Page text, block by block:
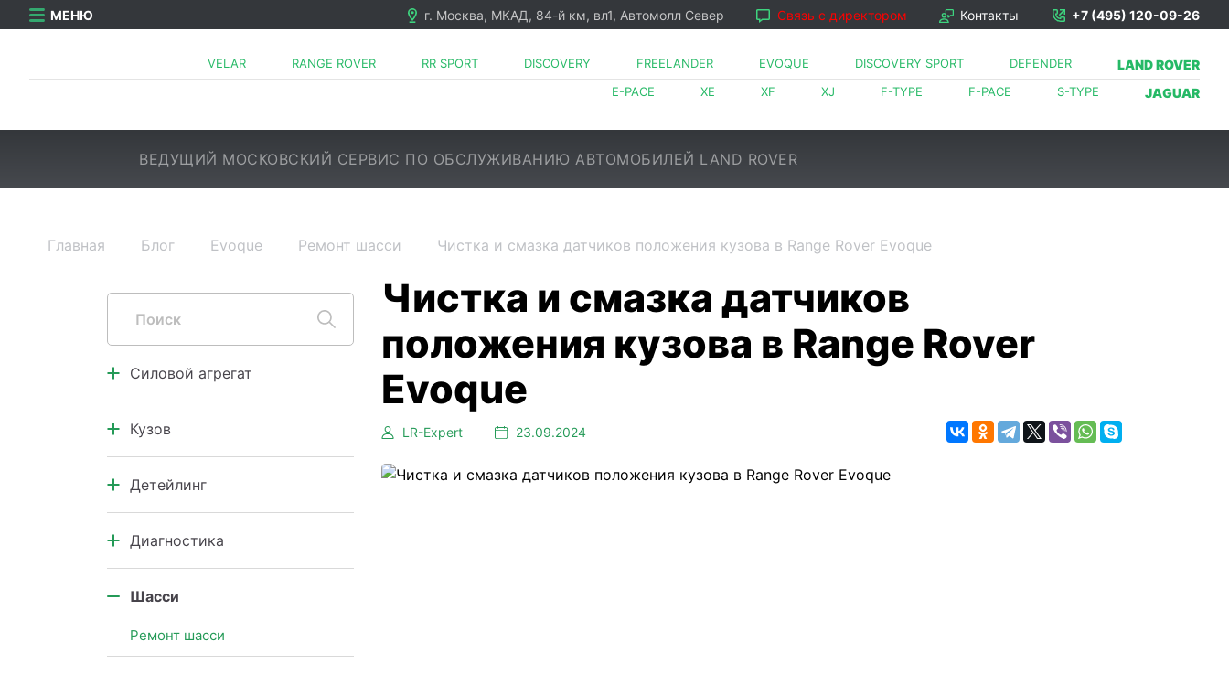
МЕНЮ +7 (495) 120-09-26
Контакты
Связь с директором
г. Москва, МКАД, 84-й км, вл1, Автомолл Север
LAND ROVER
DEFENDER
DISCOVERY SPORT
EVOQUE
FREELANDER
DISCOVERY
RR SPORT
RANGE ROVER
VELAR
JAGUAR
S-TYPE
F-PACE
F-TYPE
XJ
XF
XE
E-PACE
ВЕДУЩИЙ МОСКОВСКИЙ СЕРВИС ПО ОБСЛУЖИВАНИЮ АВТОМОБИЛЕЙ LAND ROVER
Главная Блог Evoque Ремонт шасси Чистка и смазка датчиков положения кузова в Range Rover Evoque
LR⁠-⁠Expert 23.09.2024
Силовой агрегат
Двигатель
Коробка передач
Кузов
Кузовной ремонт
Кузовные элементы
Детейлинг
Салон автомобиля
Кузов и подкапотное
пространство
Диагностика
Диагностика узлов и агрегатов
Компьютерная диагностика
Шасси
Ремонт шасси